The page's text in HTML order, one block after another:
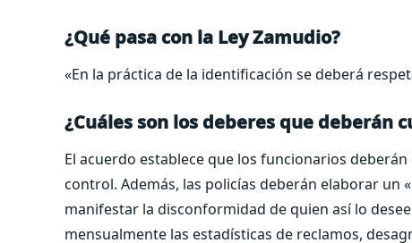
¿Qué pasa con la Ley Zamudio?
«En la práctica de la identificación se deberá
¿Cuáles son los deberes que deberán
El acuerdo establece que los funcionarios
control. Además, las policías deberán elaborar
manifestar la disconformidad de quien así lo
mensualmente las estadísticas de reclamos,